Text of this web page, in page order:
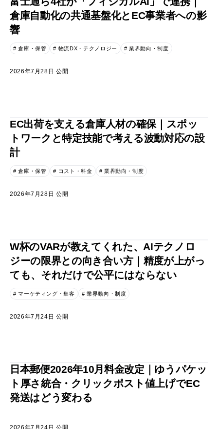
倉庫自動化の共通基盤化とEC事業者への影
響
# 倉庫・保管 # 物流DX・テクノロジー # 業界動向・制度
2026年7月28日 公開
EC出荷を支える倉庫人材の確保｜スポッ
トワークと特定技能で考える波動対応の設
計
# 倉庫・保管 # コスト・料金 # 業界動向・制度
2026年7月28日 公開
W杯のVARが教えてくれた、AIテクノロ
ジーの限界との向き合い方｜精度が上がっ
ても、それだけで公平にはならない
# マーケティング・集客 # 業界動向・制度
2026年7月24日 公開
日本郵便2026年10月料金改定｜ゆうパケッ
ト厚さ統合・クリックポスト値上げでEC
発送はどう変わる
2026年7月24日 公開